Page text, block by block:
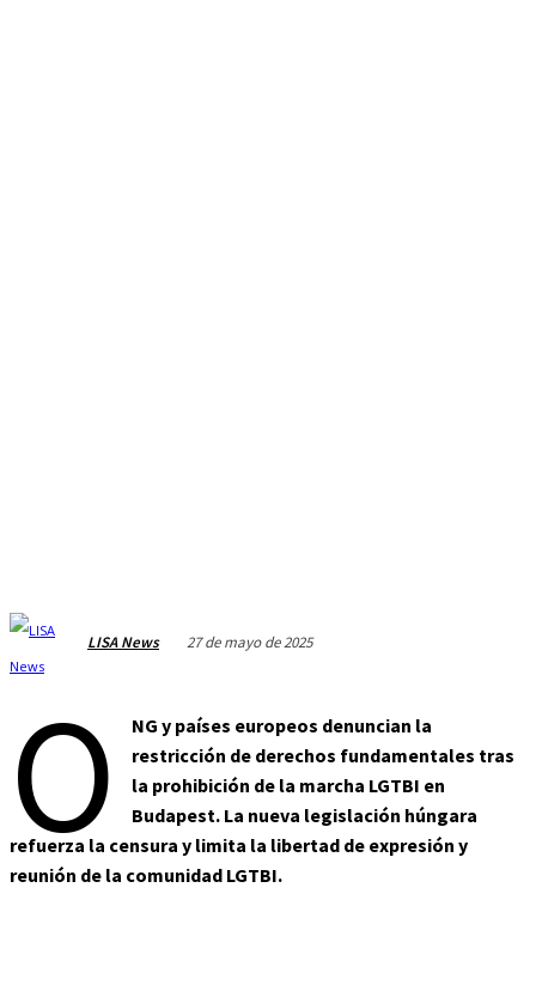
LISA News 27 de mayo de 2025
O
NG y países europeos denuncian la
restricción de derechos fundamentales tras
la prohibición de la marcha LGTBI en
Budapest. La nueva legislación húngara
refuerza la censura y limita la libertad de expresión y
reunión de la comunidad LGTBI.